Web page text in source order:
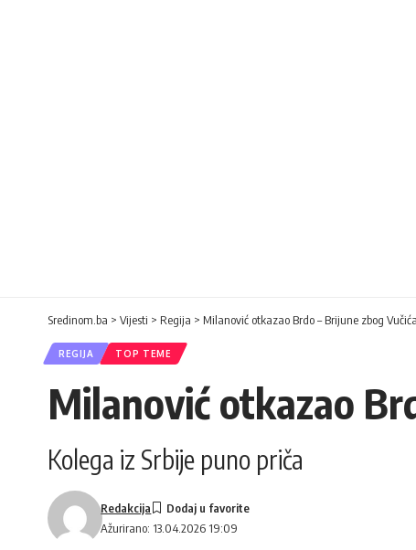
Sredinom.ba > Vijesti > Regija > Milanović otkazao Brdo – Brijune zbog Vučića
REGIJA TOP TEME
Milanović otkazao
Kolega iz Srbije puno priča
Ažurirano: 13.04.2026 19:09
Redakcija